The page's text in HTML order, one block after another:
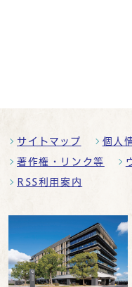
サイトマップ 個人
著作権・リンク等
RSS利用案内